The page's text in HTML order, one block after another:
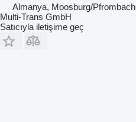
Almanya, Moosburg/Pfrombach
Multi-Trans GmbH
Satıcıyla iletişime geç